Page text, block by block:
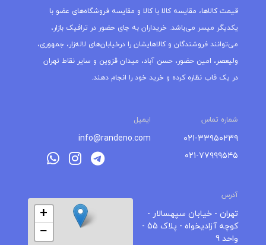
قیمت کالاها، مقایسه کالا با کالا و مقایسه فروشگاه‌های عضو با
یکدیگر میسر می‌باشد. خریداران به جای حضور در ترافیک بازار،
می‌توانند فروشندگان و کالاهایشان را درخیابان‌های لاله‌زار، جمهوری،
ولیعصر، امین حضور، حسن آباد، میدان قزوین و سایر نقاط تهران
در یک قاب نظاره کرده و خرید خود را انجام دهند.
شماره تماس ایمیل
۰۲۱-۳۳۹۵۰۲۳۹
۰۲۱-۷۷۹۹۹۵۴۵
info@randeno.com
آدرس
تهران - خیابان سپهسالار -
کوچه آزادیخواه - پلاک 55 -
واحد 9
+
−